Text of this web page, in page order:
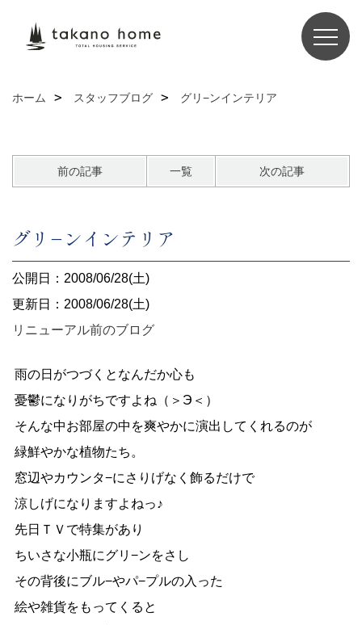
ホーム スタッフブログ グリ−ンインテリア
前の記事 一覧 次の記事
グリ−ンインテリア
公開日：2008/06/28(土)
更新日：2008/06/28(土)
リニューアル前のブログ
雨の日がつづくとなんだか心も
憂鬱になりがちですよね（＞Э＜）
そんな中お部屋の中を爽やかに演出してくれるのが
緑鮮やかな植物たち。
窓辺やカウンタ−にさりげなく飾るだけで
涼しげになりますよねっ♪
先日ＴＶで特集があり
ちいさな小瓶にグリ−ンをさし
その背後にブル−やパ−プルの入った
絵や雑貨をもってくると